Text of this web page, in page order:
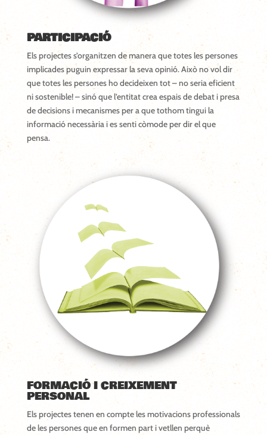
PARTICIPACIÓ
Els projectes s’organitzen de manera que totes les persones
implicades puguin expressar la seva opinió. Això no vol dir
que totes les persones ho decideixen tot – no seria eficient
ni sostenible! – sinó que l’entitat crea espais de debat i presa
de decisions i mecanismes per a que tothom tingui la
informació necessària i es senti còmode per dir el que
pensa.
FORMACIÓ I CREIXEMENT
PERSONAL
Els projectes tenen en compte les motivacions professionals
de les persones que en formen part i vetllen perquè